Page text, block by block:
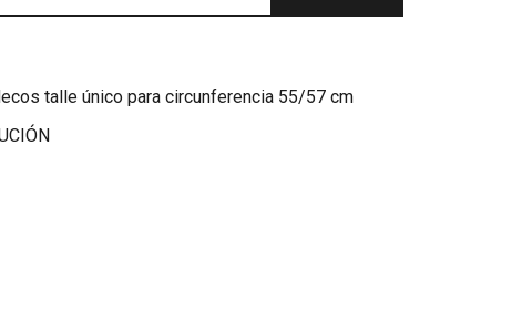
talle único para circunferencia 55/57 cm